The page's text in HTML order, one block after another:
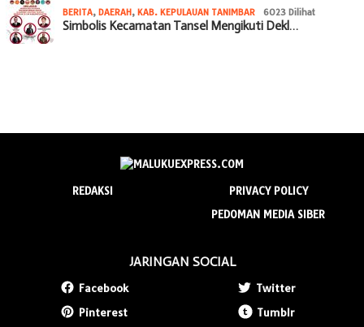
BERITA, DAERAH, KAB. KEPULAUAN TANIMBAR 6023 Dilihat
Simbolis Kecamatan Tansel Mengikuti Dekl…
REDAKSI
PRIVACY POLICY
PEDOMAN MEDIA SIBER
JARINGAN SOCIAL
Facebook
Twitter
Pinterest
Tumblr